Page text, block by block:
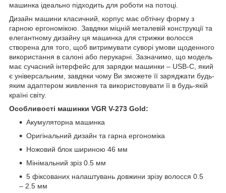
машинка ідеально підходить для роботи на потоці.
Дизайн машини класичний, корпус має обтічну форму з
гарною ергономікою. Завдяки міцній металевій конструкції та
елегантному дизайну ця машинка для стрижки волосся
створена для того, щоб витримувати суворі умови щоденного
використання в салоні або перукарні. Зазначимо, що модель
має сучасний інтерфейс для зарядки машинки – USB-C, який
є універсальним, завдяки чому Ви зможете її заряджати будь-
яким адаптером живлення та використовувати її в будь-якій
країні світу.
Особливості машинки VGR V-273 Gold:
Акумуляторна машинка
Оригінальний дизайн та гарна ергономіка
Ножовий блок шириною 46 мм
Мінімальний зріз 0.5 мм
5 фіксованих налаштувань довжини зрізу волосся 0.5
– 2.5 мм